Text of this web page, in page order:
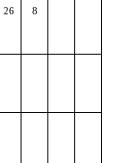
26 8